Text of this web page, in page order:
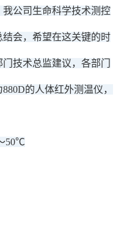
公司生命科学技术测控
会，希望在这关键的时
技术总监建议，各部门
的人体红外测温仪，
50℃